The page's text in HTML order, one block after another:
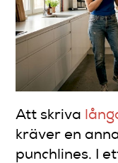
Att skriva
kräver en
punchlines. I